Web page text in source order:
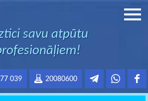
savu atpūtu
20080600
039